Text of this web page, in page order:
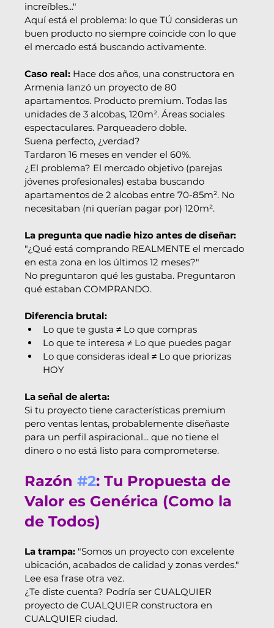
increíbles..."
Aquí está el problema: lo que TÚ consideras un
buen producto no siempre coincide con lo que
el mercado está buscando activamente.
Caso real: Hace dos años, una constructora en
Armenia lanzó un proyecto de 80
apartamentos. Producto premium. Todas las
unidades de 3 alcobas, 120m². Áreas sociales
espectaculares. Parqueadero doble.
Suena perfecto, ¿verdad?
Tardaron 16 meses en vender el 60%.
¿El problema? El mercado objetivo (parejas
jóvenes profesionales) estaba buscando
apartamentos de 2 alcobas entre 70-85m². No
necesitaban (ni querían pagar por) 120m².
La pregunta que nadie hizo antes de diseñar:
"¿Qué está comprando REALMENTE el mercado
en esta zona en los últimos 12 meses?"
No preguntaron qué les gustaba. Preguntaron
qué estaban COMPRANDO.
Diferencia brutal:
Lo que te gusta ≠ Lo que compras
Lo que te interesa ≠ Lo que puedes pagar
Lo que consideras ideal ≠ Lo que priorizas
HOY
La señal de alerta:
Si tu proyecto tiene características premium
pero ventas lentas, probablemente diseñaste
para un perfil aspiracional... que no tiene el
dinero o no está listo para comprometerse.
Razón #2: Tu Propuesta de
Valor es Genérica (Como la
de Todos)
La trampa: "Somos un proyecto con excelente
ubicación, acabados de calidad y zonas verdes."
Lee esa frase otra vez.
¿Te diste cuenta? Podría ser CUALQUIER
proyecto de CUALQUIER constructora en
CUALQUIER ciudad.